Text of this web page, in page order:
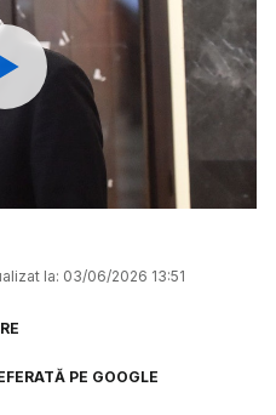
Watch
la: 03/06/2026 13:51
PE GOOGLE